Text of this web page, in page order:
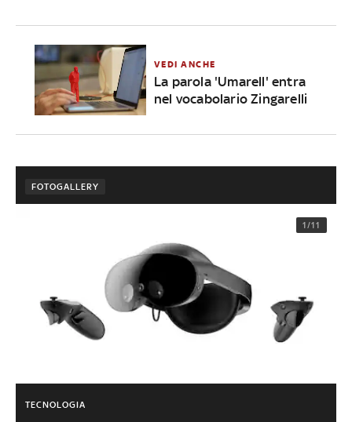
VEDI ANCHE
La parola 'Umarell' entra
nel vocabolario Zingarelli
FOTOGALLERY
1/11
TECNOLOGIA